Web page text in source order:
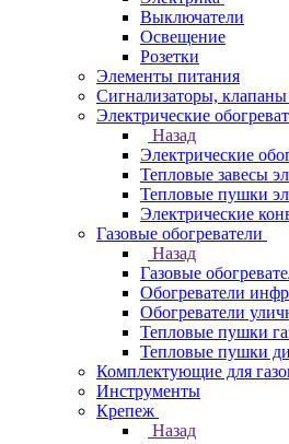
Выключатели
Освещение
Розетки
Элементы питания
Сигнализаторы, клапаны
Электрические
Назад
Электрические
Тепловые завесы
Тепловые пушки
Электрические
Газовые обогреватели
Назад
Газовые
Обогреватели
Обогреватели
Тепловые пушки
Тепловые пушки
Комплектующие для
Инструменты
Крепеж
Назад